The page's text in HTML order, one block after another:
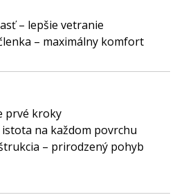
– lepšie vetranie
– maximálny komfort
prvé kroky
na každom povrchu
– prirodzený pohyb